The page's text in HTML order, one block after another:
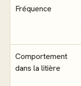
Fréquence
Comportement
dans la litière